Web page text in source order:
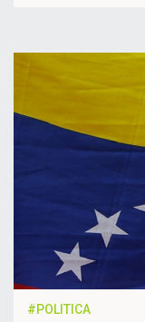
#POLITICA